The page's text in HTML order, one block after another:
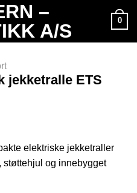
0
jekketralle ETS
elektriske jekketraller
støttehjul og innebygget